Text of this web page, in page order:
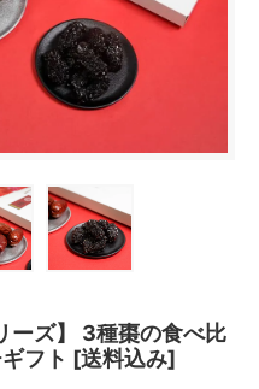
ーズ】 3種棗の食べ比
フト [送料込み]